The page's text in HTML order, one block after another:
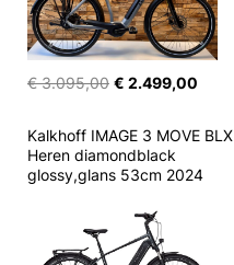
€ 3.095,00 € 2.499,00
Kalkhoff IMAGE 3 MOVE BLX
Heren diamondblack
glossy,glans 53cm 2024